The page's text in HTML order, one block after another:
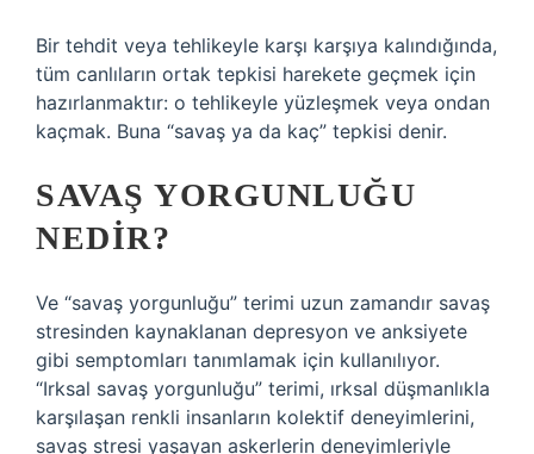
Bir tehdit veya tehlikeyle karşı karşıya kalındığında,
tüm canlıların ortak tepkisi harekete geçmek için
hazırlanmaktır: o tehlikeyle yüzleşmek veya ondan
kaçmak. Buna “savaş ya da kaç” tepkisi denir.
SAVAŞ YORGUNLUĞU
NEDIR?
Ve “savaş yorgunluğu” terimi uzun zamandır savaş
stresinden kaynaklanan depresyon ve anksiyete
gibi semptomları tanımlamak için kullanılıyor.
“Irksal savaş yorgunluğu” terimi, ırksal düşmanlıkla
karşılaşan renkli insanların kolektif deneyimlerini,
savaş stresi yaşayan askerlerin deneyimleriyle